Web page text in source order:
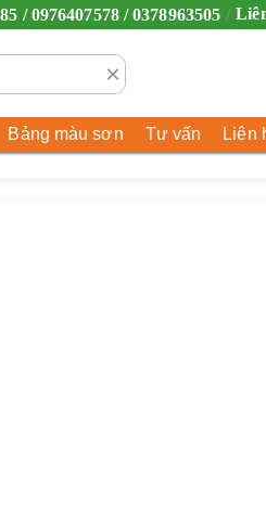
/ 0976407578 / 0378963505
×
Bảng màu sơn Tư vấn Liên